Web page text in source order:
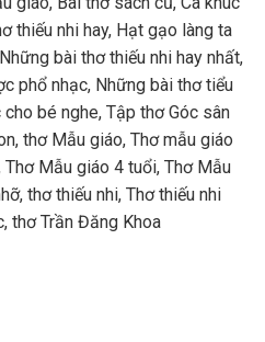
thiếu nhi hay, Hạt gạo làng ta
Những bài thơ thiếu nhi hay nhất,
phổ nhạc, Những bài thơ tiểu
bé nghe, Tập thơ Góc sân
, thơ Mẫu giáo, Thơ mẫu giáo
Thơ Mẫu giáo 4 tuổi, Thơ Mẫu
, thơ thiếu nhi, Thơ thiếu nhi
, thơ Trần Đăng Khoa